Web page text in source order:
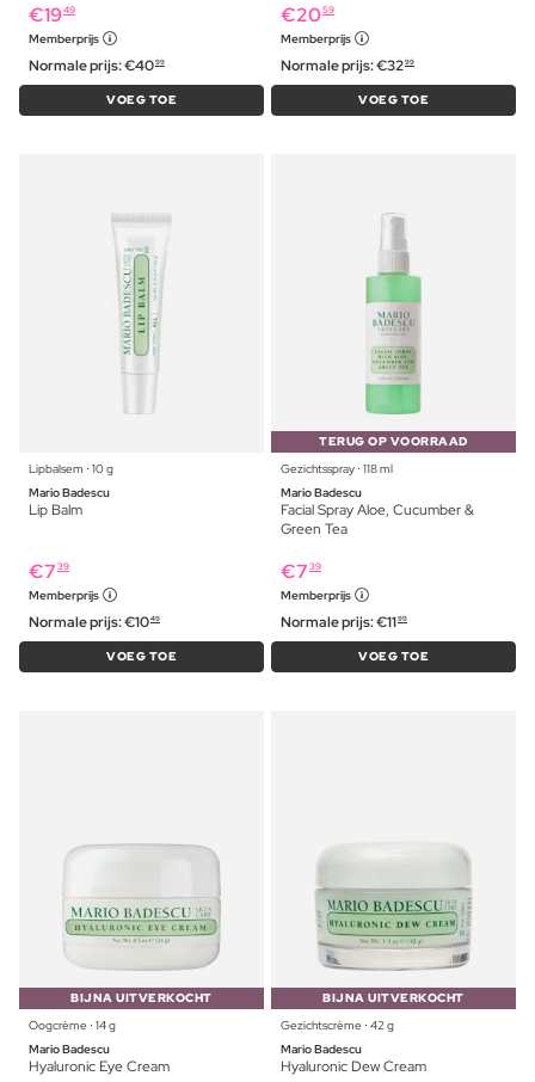
€1949
Memberprijs
Normale prijs:€4099
VOEG TOE
€2059
Memberprijs
Normale prijs:€3299
VOEG TOE
Lipbalsem ⋅ 10 g
Mario Badescu
Lip Balm
€7 39
Memberprijs
Normale prijs:€1049
VOEG TOE
TERUG OP VOORRAAD
Gezichtsspray ⋅ 118 ml
Mario Badescu
Facial Spray Aloe, Cucumber &
Green Tea
€7 39
Memberprijs
Normale prijs:€1199
VOEG TOE
BIJNA UITVERKOCHT
Oogcrème ⋅ 14 g
Mario Badescu
Hyaluronic Eye Cream
BIJNA UITVERKOCHT
Gezichtscrème ⋅ 42 g
Mario Badescu
Hyaluronic Dew Cream